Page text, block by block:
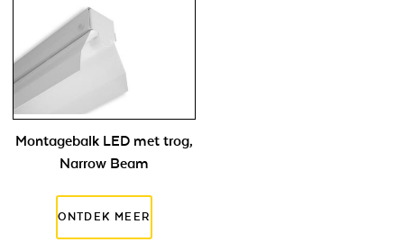
Montagebalk LED met trog,
Narrow Beam